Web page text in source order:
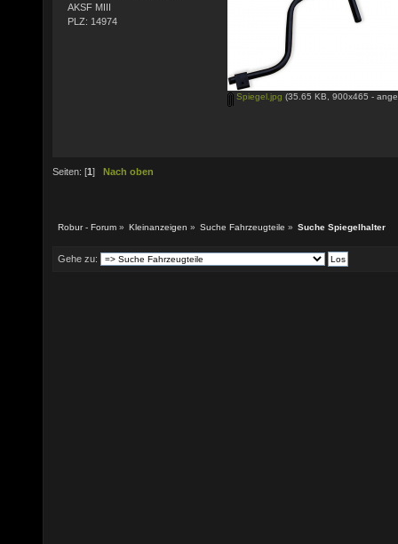
AKSF MIII
PLZ: 14974
Spiegel.jpg (35.65 KB, 900x465 -
Seiten: [1] Nach oben
Robur - Forum » Kleinanzeigen » Suche Fahrzeugteile » Suche Spiegelhalter
Gehe zu: